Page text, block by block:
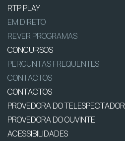
RTP PLAY
EM DIRETO
REVER PROGRAMAS
CONCURSOS
PERGUNTAS FREQUENTES
CONTACTOS
CONTACTOS
PROVEDORA DO TELESPECTADOR
PROVEDORA DO OUVINTE
ACESSIBILIDADES